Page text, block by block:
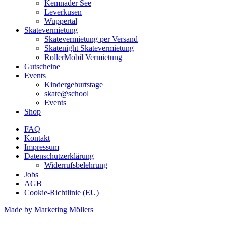
Kemnader See
Leverkusen
Wuppertal
Skatevermietung
Skatevermietung per Versand
Skatenight Skatevermietung
RollerMobil Vermietung
Gutscheine
Events
Kindergeburtstage
skate@school
Events
Shop
FAQ
Kontakt
Impressum
Datenschutzerklärung
Widerrufsbelehrung
Jobs
AGB
Cookie-Richtlinie (EU)
Made by Marketing Möllers